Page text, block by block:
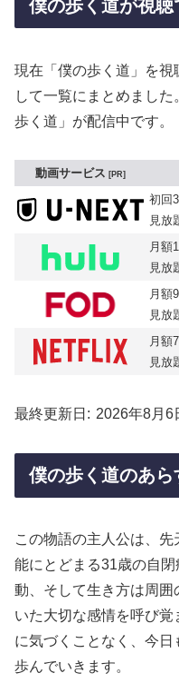
僕の歩く道が視
現在「僕の歩く道」を
して一覧にまとめまし
歩く道」が配信中です。
動画サービス PR
初回
見放
月額
見放
月額
見放
月額
見放
最終更新日 2026年8月6
僕の歩く道のあら
この物語の主人公は、
能にとどまる31歳の自
動、そして生き方は周囲
いた大切な感情を呼び
に気づくことなく、今
歩んでいきます。